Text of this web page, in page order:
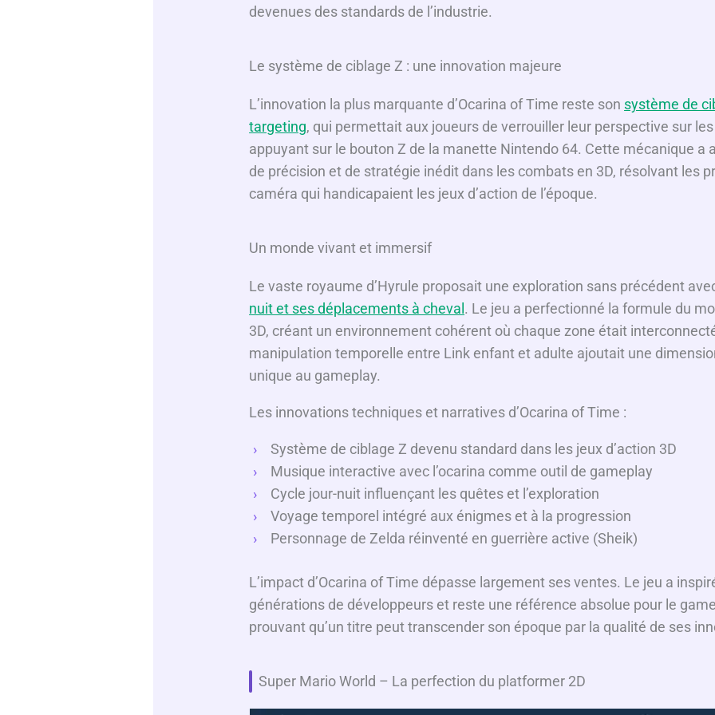
o
devenues des standards de l’industrie.
Le système de ciblage Z : une innovation majeure
L’innovation la plus marquante d’Ocarina of Time reste son système de
targeting, qui permettait aux joueurs de verrouiller leur perspective sur
appuyant sur le bouton Z de la manette Nintendo 64. Cette mécanique a
de précision et de stratégie inédit dans les combats en 3D, résolvant les
caméra qui handicapaient les jeux d’action de l’époque.
Un monde vivant et immersif
Le vaste royaume d’Hyrule proposait une exploration sans précédent
nuit et ses déplacements à cheval . Le jeu a perfectionné la formule du
3D, créant un environnement cohérent où chaque zone était
manipulation temporelle entre Link enfant et adulte ajoutait une
unique au gameplay.
Les innovations techniques et narratives d’Ocarina of Time :
Système de ciblage Z devenu standard dans les jeux d’action 3D
Musique interactive avec l’ocarina comme outil de gameplay
Cycle jour-nuit influençant les quêtes et l’exploration
Voyage temporel intégré aux énigmes et à la progression
Personnage de Zelda réinventé en guerrière active (Sheik)
L’impact d’Ocarina of Time dépasse largement ses ventes. Le jeu a
générations de développeurs et reste une référence absolue pour le
prouvant qu’un titre peut transcender son époque par la qualité de ses
Super Mario World – La perfection du platformer 2D